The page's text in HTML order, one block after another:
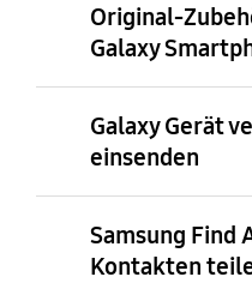
Original-
Galaxy
Galaxy Gerät
einsenden
Samsung Find
Kontakten